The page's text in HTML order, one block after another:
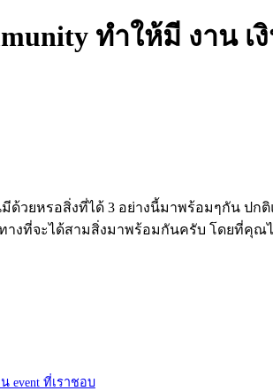
ทำให้มี งาน เ
ด้วยหรอสิ่งที่ได้ 3 อย่างนี้มาพร้อมๆกัน ปกติ
งที่จะได้สามสิ่งมาพร้อมกันครับ โดยที่คุ
event ที่เราชอบ